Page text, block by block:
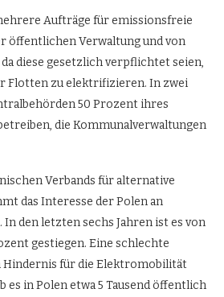
Aufträge für emissionsfreie
öffentlichen Verwaltung und von
diese gesetzlich verpflichtet seien,
Flotten zu elektrifizieren. In zwei
50 Prozent ihres
die Kommunalverwaltungen
Verbands für alternative
das Interesse der Polen an
den letzten sechs Jahren ist es von
gestiegen. Eine schlechte
für die Elektromobilität
es in Polen etwa 5 Tausend öffentlich